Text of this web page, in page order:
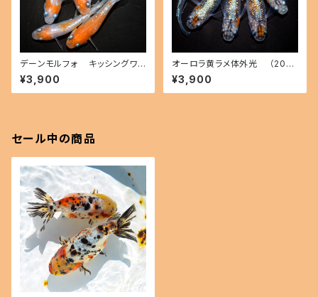
デーンモルフォ キッシングワイ
ドフィン（2026年産まれ） オス2
メス2(現物出品) ikahoff B-0
714-51291-a
¥3,900
オーロラ黄ラメ体外光 （2026
年産まれ） オス2 メス4(現物出
品) ikahoff C-0804-51547-
a
¥3,900
セール中の商品